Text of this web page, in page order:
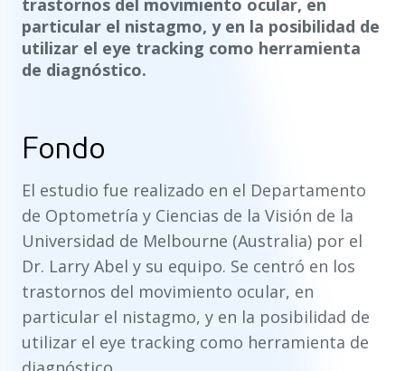
trastornos del movimiento ocular, en
particular el nistagmo, y en la posibilidad de
utilizar el eye tracking como herramienta
de diagnóstico.
Fondo
El estudio fue realizado en el Departamento
de Optometría y Ciencias de la Visión de la
Universidad de Melbourne (Australia) por el
Dr. Larry Abel y su equipo. Se centró en los
trastornos del movimiento ocular, en
particular el nistagmo, y en la posibilidad de
utilizar el eye tracking como herramienta de